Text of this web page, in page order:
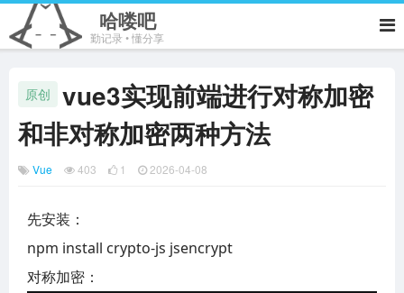
哈喽吧
勤记录 • 懂分享
原创
vue3实现前端进行对称加密
和非对称加密两种方法
Vue 403 1 2026-04-08
先安装：
npm install crypto-js jsencrypt
对称加密：